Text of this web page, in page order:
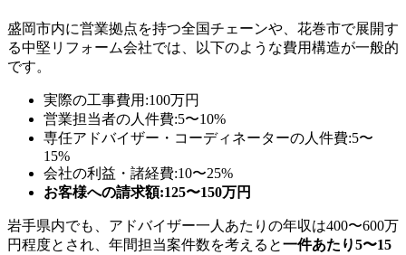
盛岡市内に営業拠点を持つ全国チェーンや、花巻市で展開す
る中堅リフォーム会社では、以下のような費用構造が一般的
です。
実際の工事費用:100万円
営業担当者の人件費:5〜10%
専任アドバイザー・コーディネーターの人件費:5〜
15%
会社の利益・諸経費:10〜25%
お客様への請求額:125〜150万円
岩手県内でも、アドバイザー一人あたりの年収は400〜600万
円程度とされ、年間担当案件数を考えると一件あたり5〜15